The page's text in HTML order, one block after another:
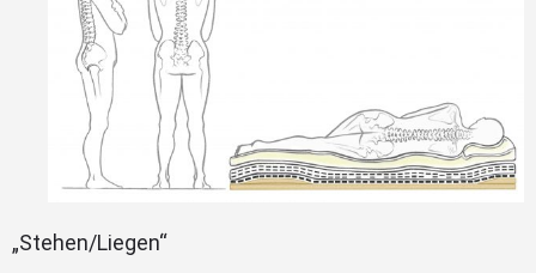
„Stehen/Liegen“